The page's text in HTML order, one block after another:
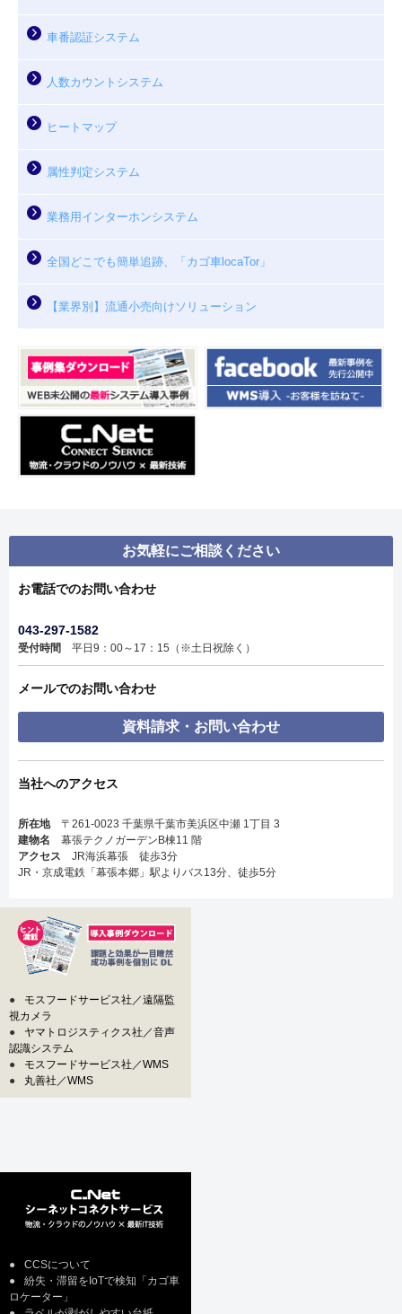
車番認証システム
人数カウントシステム
ヒートマップ
属性判定システム
業務用インターホンシステム
全国どこでも簡単追跡、「カゴ車locaTor」
【業界別】流通小売向けソリューション
お気軽にご相談ください
お電話でのお問い合わせ
043-297-1582
受付時間 平日9：00～17：15（※土日祝除く）
メールでのお問い合わせ
資料請求・お問い合わせ
当社へのアクセス
所在地〒261-0023 千葉県千葉市美浜区中瀬 1丁目 3
建物名 幕張テクノガーデンB棟11 階
アクセス JR海浜幕張 徒歩3分
JR・京成電鉄「幕張本郷」駅よりバス13分、徒歩5分
●
モスフードサービス社／遠隔監
視カメラ
●
ヤマトロジスティクス社／音声
認識システム
●
モスフードサービス社／WMS
●
丸善社／WMS
●
CCSについて
●
紛失・滞留をIoTで検知「カゴ車
ロケーター」